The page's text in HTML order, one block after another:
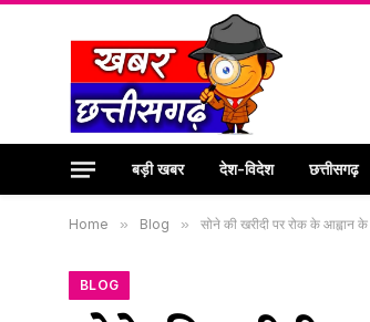
बड़ी खबर देश-विदेश छत्तीसगढ़
Home » Blog » सोने की खरीदी पर रोक के आह्वान
BLOG